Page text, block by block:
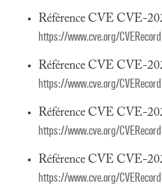
Référence CVE CVE-
https://www.cve.org/
Référence CVE CVE-
https://www.cve.org/
Référence CVE CVE-
https://www.cve.org/
Référence CVE CVE-
https://www.cve.org/